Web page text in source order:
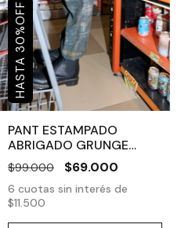
30
%
OFF
PANT ESTAMPADO
ABRIGADO GRUNGE
VERDE
$99.000 $69.000
6 cuotas sin interés de
$11.500